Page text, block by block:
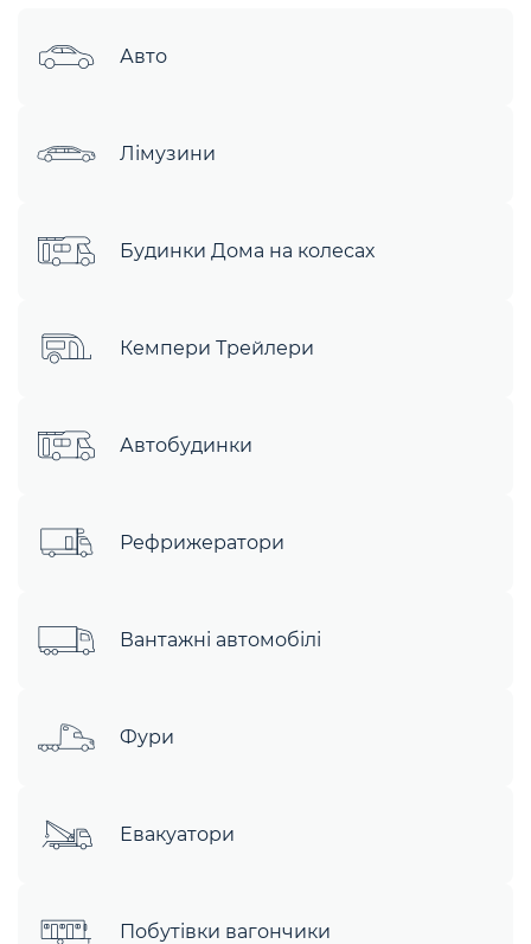
Авто
Лімузини
Будинки Дома на колесах
Кемпери Трейлери
Автобудинки
Рефрижератори
Вантажні автомобілі
Фури
Евакуатори
Побутівки вагончики